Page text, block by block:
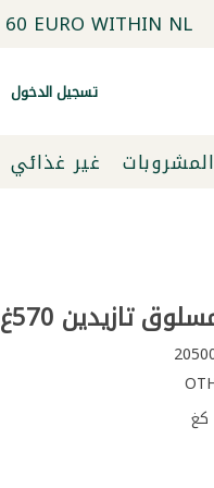
60 EURO WITHIN NL
تسجيل الدخول
المشروبات غير غذائي
تازيدين 570غ